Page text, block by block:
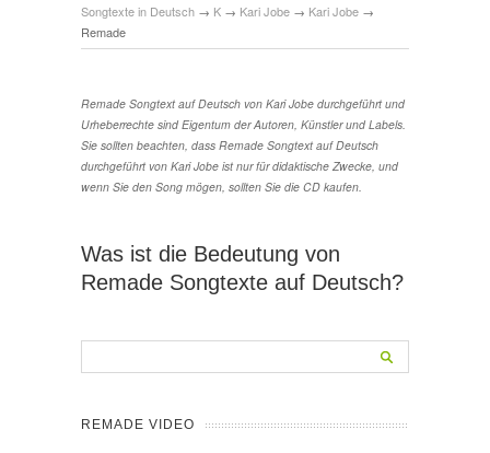
Songtexte in Deutsch → K → Kari Jobe → Kari Jobe →
Remade
Remade Songtext auf Deutsch von Kari Jobe durchgeführt und
Urheberrechte sind Eigentum der Autoren, Künstler und Labels.
Sie sollten beachten, dass Remade Songtext auf Deutsch
durchgeführt von Kari Jobe ist nur für didaktische Zwecke, und
wenn Sie den Song mögen, sollten Sie die CD kaufen.
Was ist die Bedeutung von
Remade Songtexte auf Deutsch?
REMADE VIDEO